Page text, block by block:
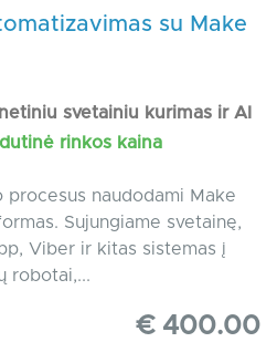
su Make
svetainiu kurimas ir AI
rinkos kaina
procesus naudodami Make
Sujungiame svetainę,
Viber ir kitas sistemas į
robotai,...
€ 400.00